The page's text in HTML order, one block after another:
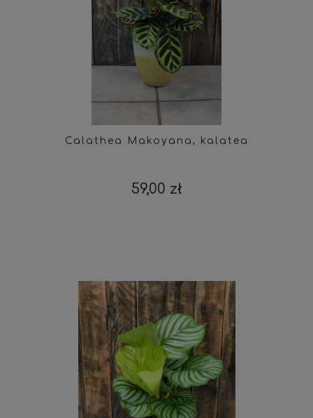
Calathea Makoyana, kalatea
59,00 zł